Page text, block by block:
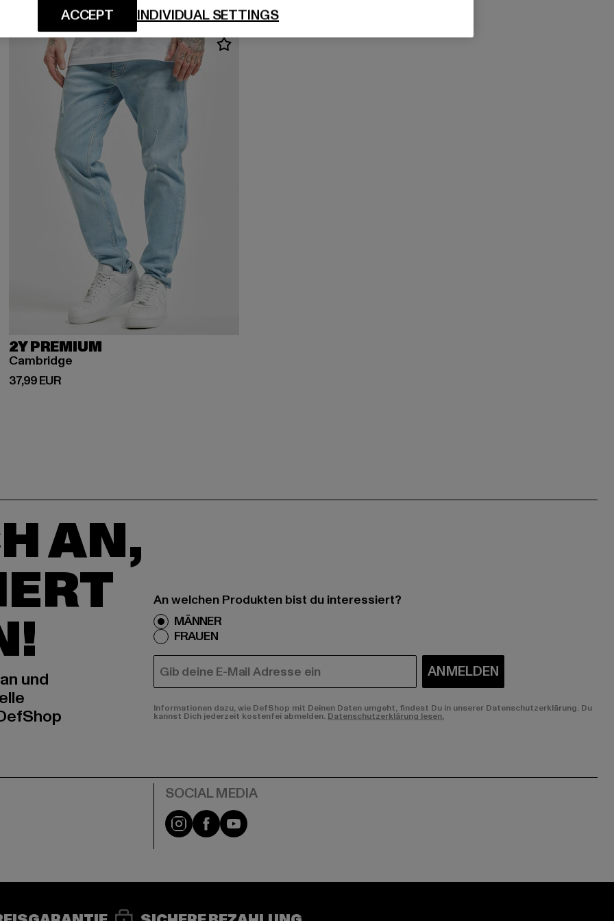
2Y PREMIUM
Cambridge
37,99 EUR
Derzeitiger Preis: 37,99 EUR
AN,
und
An welchen Produkten bist du interessiert?
MÄNNER
FRAUEN
E-MAIL ANMELDEN
Informationen dazu, wie DefShop mit Deinen Daten umgeht, findest Du in unserer Datenschutzerklärung. Du
kannst Dich jederzeit kostenfei abmelden. Datenschutzerklärung lesen.
Instagram
FacebookYouTube
INDIVIDUAL SETTINGS
ACCEPT